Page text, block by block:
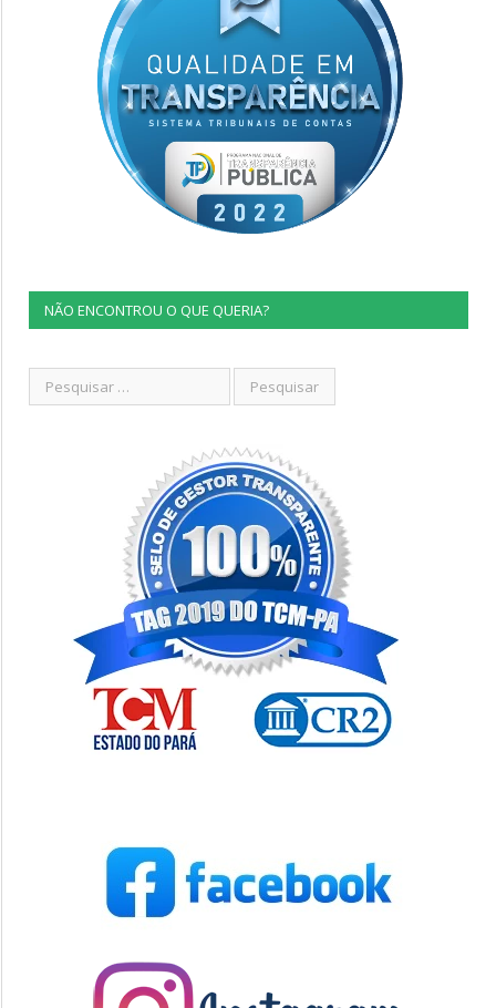
NÃO ENCONTROU O QUE QUERIA?